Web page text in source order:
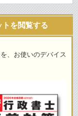
を閲覧する
、お使いのデバイス